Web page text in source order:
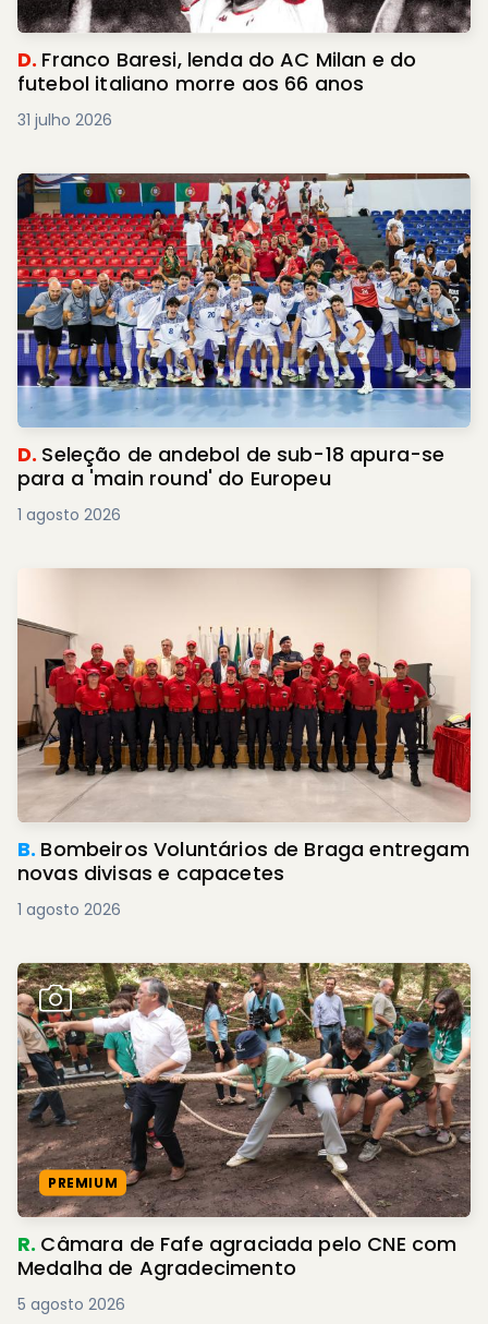
D. Franco Baresi, lenda do AC Milan e do
futebol italiano morre aos 66 anos
31 julho 2026
D. Seleção de andebol de sub-18 apura-se
para a 'main round' do Europeu
1 agosto 2026
B. Bombeiros Voluntários de Braga entregam
novas divisas e capacetes
1 agosto 2026
PREMIUM
R. Câmara de Fafe agraciada pelo CNE com
Medalha de Agradecimento
5 agosto 2026